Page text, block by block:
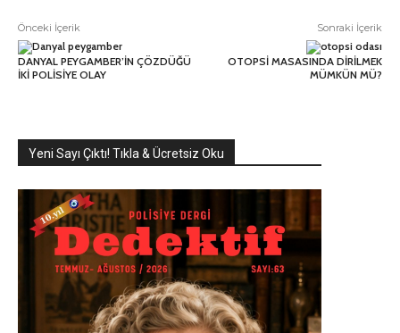
Önceki İçerik
DANYAL PEYGAMBER’İN ÇÖZDÜĞÜ
İKİ POLİSİYE OLAY
Sonraki İçerik
OTOPSİ MASASINDA DİRİLMEK
MÜMKÜN MÜ?
Yeni Sayı Çıktı! Tıkla & Ücretsiz Oku